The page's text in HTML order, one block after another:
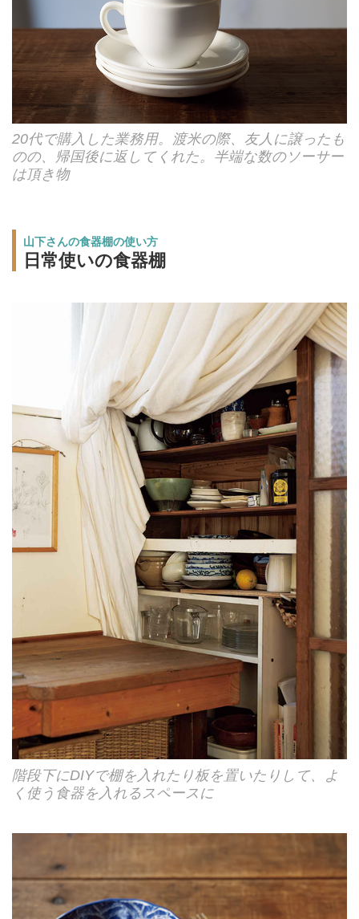
20代で購入した業務用。渡米の際、友人に譲ったも
のの、帰国後に返してくれた。半端な数のソーサー
は頂き物
山下さんの食器棚の使い方
日常使いの食器棚
階段下にDIYで棚を入れたり板を置いたりして、よ
く使う食器を入れるスペースに